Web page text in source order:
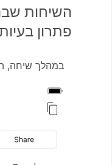
השיחות
פתרון
במהלך שיחה,